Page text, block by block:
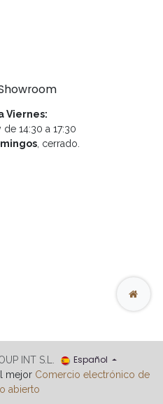
Viernes:
de 14:30 a 17:30
, cerrado.
INT S.L. Español
mejor Comercio electrónico de
abierto